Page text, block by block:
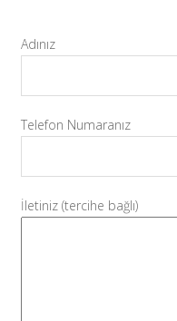
Adınız
Telefon Numaranız
İletiniz (tercihe bağlı)